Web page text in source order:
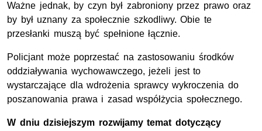
Ważne jednak, by czyn był zabroniony przez prawo oraz
by był uznany za społecznie szkodliwy. Obie te
przesłanki muszą być spełnione łącznie.
Policjant może poprzestać na zastosowaniu środków
oddziaływania wychowawczego, jeżeli jest to
wystarczające dla wdrożenia sprawcy wykroczenia do
poszanowania prawa i zasad współżycia społecznego.
W dniu dzisiejszym rozwijamy temat dotyczący